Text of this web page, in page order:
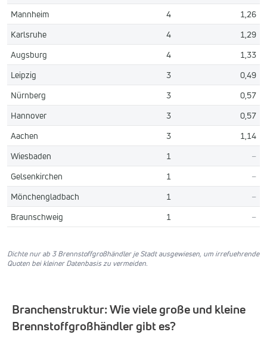
Mannheim
4
1,26
Karlsruhe
4
1,29
Augsburg
4
1,33
Leipzig
3
0,49
Nürnberg
3
0,57
Hannover
3
0,57
Aachen
3
1,14
Wiesbaden
1
–
Gelsenkirchen
1
–
Mönchengladbach
1
–
Braunschweig
1 –
Dichte nur ab 3 Brennstoffgroßhändler je Stadt ausgewiesen, um irrefuehrende
Quoten bei kleiner Datenbasis zu vermeiden.
Branchenstruktur: Wie viele große und kleine
Brennstoffgroßhändler gibt es?